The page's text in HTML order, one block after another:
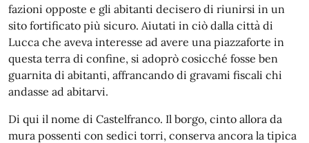
fazioni opposte e gli abitanti decisero di riunirsi in un
sito fortificato più sicuro. Aiutati in ciò dalla città di
Lucca che aveva interesse ad avere una piazzaforte in
questa terra di confine, si adoprò cosicché fosse ben
guarnita di abitanti, affrancando di gravami fiscali chi
andasse ad abitarvi.
Di qui il nome di Castelfranco. Il borgo, cinto allora da
mura possenti con sedici torri, conserva ancora la tipica